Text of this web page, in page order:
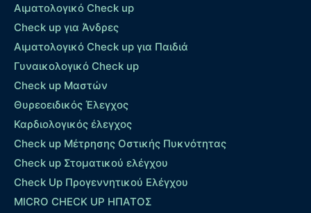
Αιματολογικό Check up
Check up για Άνδρες
Αιματολογικό Check up για Παιδιά
Γυναικολογικό Check up
Check up Μαστών
Θυρεοειδικός Έλεγχος
Καρδιολογικός έλεγχος
Check up Mέτρησης Οστικής Πυκνότητας
Check up Στοματικού ελέγχου
Check Up Προγεννητικού Ελέγχου
MICRO CHECK UP HΠΑΤΟΣ